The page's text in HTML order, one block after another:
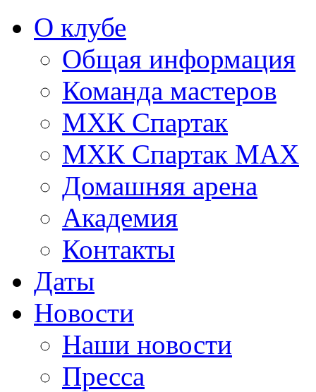
О клубе
Общая информация
Команда мастеров
МХК Спартак
МХК Спартак МАХ
Домашняя арена
Академия
Контакты
Даты
Новости
Наши новости
Пресса